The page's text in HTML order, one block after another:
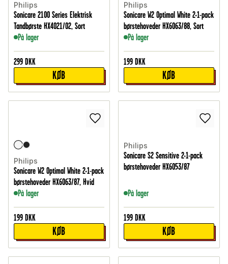
Philips
Sonicare 2100 Series Elektrisk
Tandbørste HX4021/02, Sort
På lager
299 DKK
KØB
Philips
Sonicare W2 Optimal White 2+1-pack
børstehoveder HX6063/88, Sort
På lager
199 DKK
KØB
Philips
Sonicare W2 Optimal White 2+1-pack
børstehoveder HX6063/87, Hvid
På lager
199 DKK
KØB
Philips
Sonicare S2 Sensitive 2+1-pack
børstehoveder HX6053/87
På lager
199 DKK
KØB